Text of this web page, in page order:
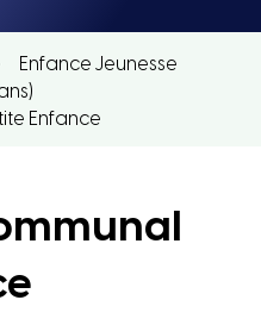
Enfance Jeunesse
Enfance